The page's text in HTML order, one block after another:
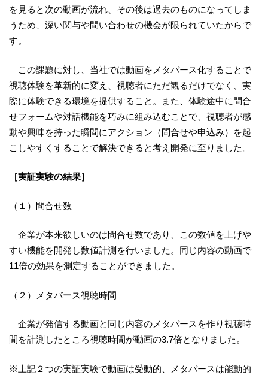
を見ると次の動画が流れ、その後は過去のものになってしま
うため、深い関与や問い合わせの機会が限られていたからで
す。
この課題に対し、当社では動画をメタバース化することで
視聴体験を革新的に変え、視聴者にただ観るだけでなく、実
際に体験できる環境を提供すること。また、体験途中に問合
せフォームや対話機能を巧みに組み込むことで、視聴者が感
動や興味を持った瞬間にアクション（問合せや申込み）を起
こしやすくすることで解決できると考え開発に至りました。
［実証実験の結果］
（１）問合せ数
企業が本来欲しいのは問合せ数であり、この数値を上げや
すい機能を開発し数値計測を行いました。同じ内容の動画で
11倍の効果を測定することができました。
（２）メタバース視聴時間
企業が発信する動画と同じ内容のメタバースを作り視聴時
間を計測したところ視聴時間が動画の3.7倍となりました。
※上記２つの実証実験で動画は受動的、メタバースは能動的